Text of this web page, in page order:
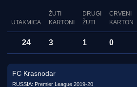
UTAKMICA
ŽUTI
KARTONI
DRUGI
ŽUTI
CRVENI
KARTON
24 3 1 0
FC Krasnodar
RUSSIA: Premier League 2019-20